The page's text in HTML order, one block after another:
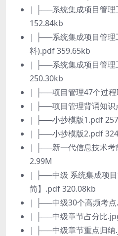
| ├──系统集成项目管
152.84kb
| ├──系统集成项目管理
料).pdf 359.65kb
| ├──系统集成项目管
250.30kb
| ├──项目管理47个过
| ├──项目管理背诵知
| ├──小抄模版1.pdf
| ├──小抄模版2.pdf
| ├──新一代信息技术
2.99M
| ├──中级 系统集成项
简】.pdf 320.08kb
| ├──中级30个高频考
| ├──中级章节占分比
| ├──中级章节重点归纳